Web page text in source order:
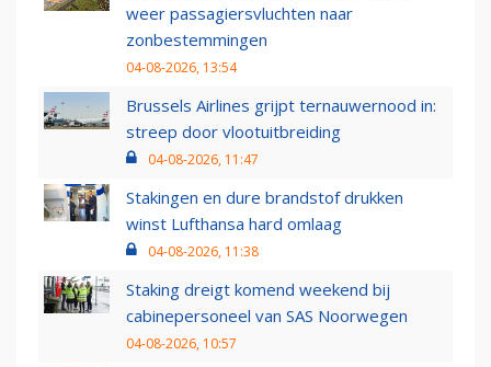
weer passagiersvluchten naar
zonbestemmingen
04-08-2026, 13:54
Brussels Airlines grijpt ternauwernood in:
streep door vlootuitbreiding
04-08-2026, 11:47
Stakingen en dure brandstof drukken
winst Lufthansa hard omlaag
04-08-2026, 11:38
Staking dreigt komend weekend bij
cabinepersoneel van SAS Noorwegen
04-08-2026, 10:57